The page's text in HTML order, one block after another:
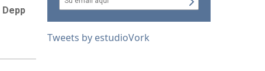
Depp
Tweets by estudioVork